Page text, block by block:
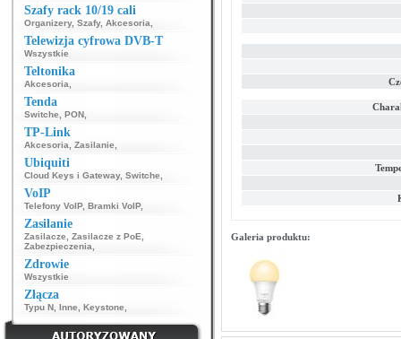
Szafy rack 10/19 cali
Organizery, Szafy, Akcesoria
Telewizja cyfrowa DVB-T
Wszystkie
Teltonika
Akcesoria
Tenda
Switche PON
TP-Link
Akcesoria Zasilanie
Ubiquiti
Cloud Keys i Gateway, Switche
VoIP
Telefony VoIP, Bramki VoIP,
Zasilanie
Zasilacze Zasilacze z PoE
Zabezpieczenia
Zdrowie
Wszystkie
Złącza
Typu N Inne Keystone
Galeria produktu: